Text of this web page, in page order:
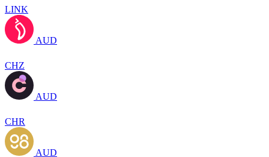
LINK
AUD
CHZ
AUD
CHR
AUD